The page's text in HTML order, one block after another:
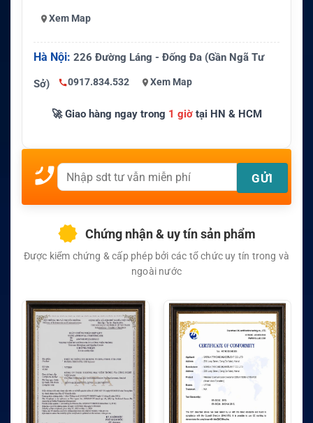
Xem Map
Hà Nội: 226 Đường Láng - Đống Đa (Gần Ngã Tư
Sở) 0917.834.532 Xem Map
🚀 Giao hàng ngay trong 1 giờtại HN & HCM
Chứng nhận & uy tín sản phẩm
Được kiểm chứng & cấp phép bởi các tổ chức uy tín trong và
ngoài nước